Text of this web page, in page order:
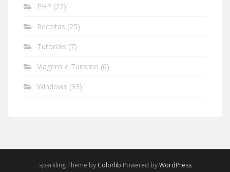
PHP (22)
Receitas (25)
Tutoriais (7)
Viagens e Turismo (6)
Windows (33)
sparkling Theme by Colorlib Powered byWordPress